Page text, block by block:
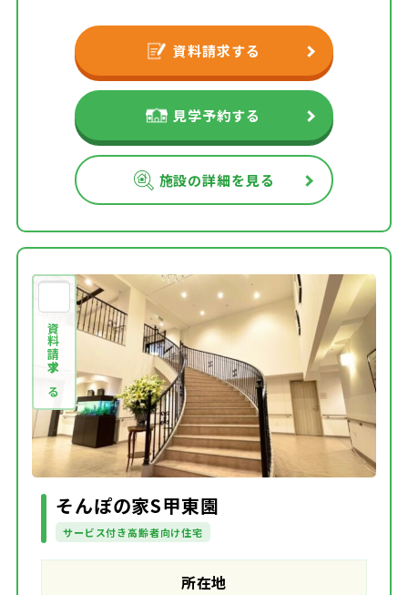
資料請求する
見学予約する
施設の詳細を見る
資料請求する
そんぽの家S甲東園
サービス付き高齢者向け住宅
所在地